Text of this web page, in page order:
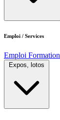
Emploi / Services
Emploi Formation
Expos, lotos